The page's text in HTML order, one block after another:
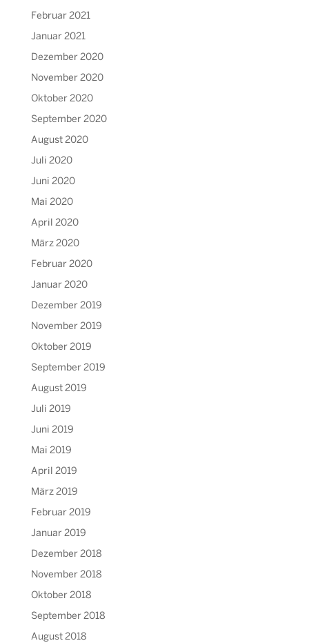
Februar 2021
Januar 2021
Dezember 2020
November 2020
Oktober 2020
September 2020
August 2020
Juli 2020
Juni 2020
Mai 2020
April 2020
März 2020
Februar 2020
Januar 2020
Dezember 2019
November 2019
Oktober 2019
September 2019
August 2019
Juli 2019
Juni 2019
Mai 2019
April 2019
März 2019
Februar 2019
Januar 2019
Dezember 2018
November 2018
Oktober 2018
September 2018
August 2018